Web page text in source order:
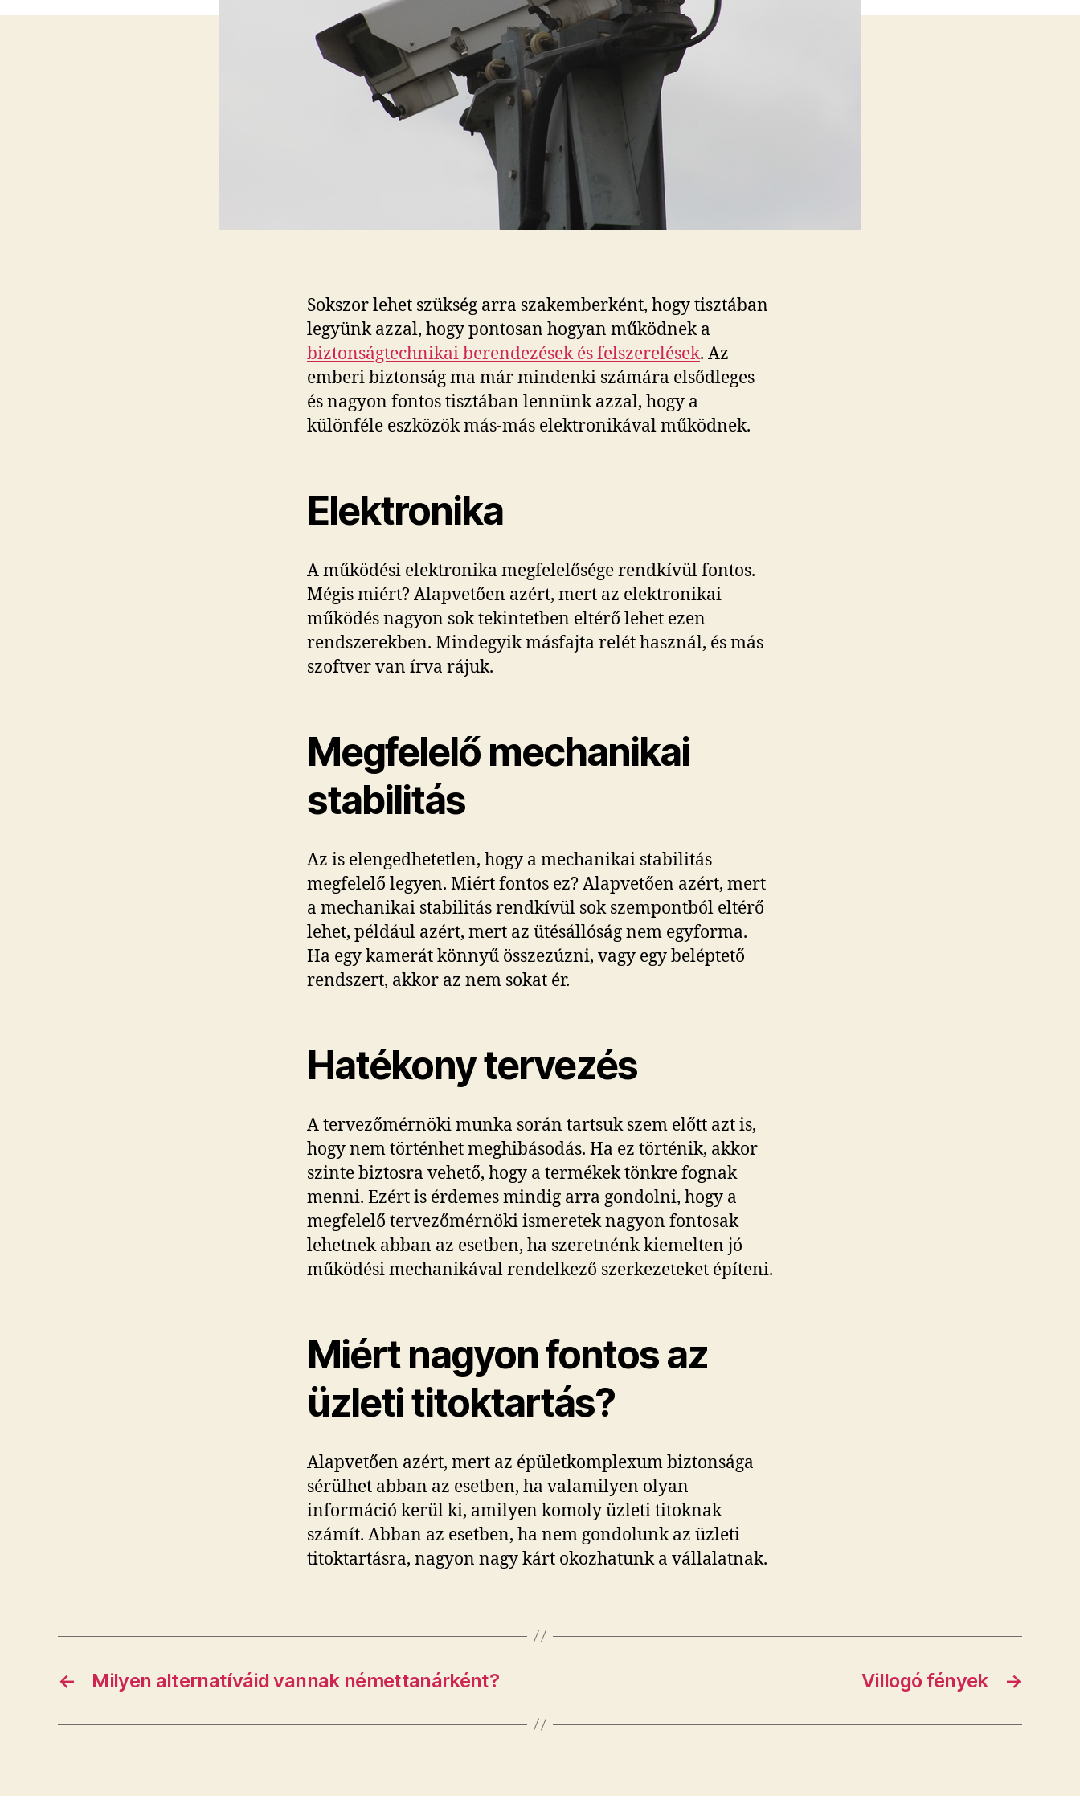
Sokszor lehet szükség arra szakemberként, hogy tisztában
legyünk azzal, hogy pontosan hogyan működnek a
biztonságtechnikai berendezések és felszerelések. Az
emberi biztonság ma már mindenki számára elsődleges
és nagyon fontos tisztában lennünk azzal, hogy a
különféle eszközök más-más elektronikával működnek.
Elektronika
A működési elektronika megfelelősége rendkívül fontos.
Mégis miért? Alapvetően azért, mert az elektronikai
működés nagyon sok tekintetben eltérő lehet ezen
rendszerekben. Mindegyik másfajta relét használ, és más
szoftver van írva rájuk.
Megfelelő mechanikai
stabilitás
Az is elengedhetetlen, hogy a mechanikai stabilitás
megfelelő legyen. Miért fontos ez? Alapvetően azért, mert
a mechanikai stabilitás rendkívül sok szempontból eltérő
lehet, például azért, mert az ütésállóság nem egyforma.
Ha egy kamerát könnyű összezúzni, vagy egy beléptető
rendszert, akkor az nem sokat ér.
Hatékony tervezés
A tervezőmérnöki munka során tartsuk szem előtt azt is,
hogy nem történhet meghibásodás. Ha ez történik, akkor
szinte biztosra vehető, hogy a termékek tönkre fognak
menni. Ezért is érdemes mindig arra gondolni, hogy a
megfelelő tervezőmérnöki ismeretek nagyon fontosak
lehetnek abban az esetben, ha szeretnénk kiemelten jó
működési mechanikával rendelkező szerkezeteket építeni.
Miért nagyon fontos az
üzleti titoktartás?
Alapvetően azért, mert az épületkomplexum biztonsága
sérülhet abban az esetben, ha valamilyen olyan
információ kerül ki, amilyen komoly üzleti titoknak
számít. Abban az esetben, ha nem gondolunk az üzleti
titoktartásra, nagyon nagy kárt okozhatunk a vállalatnak.
← Milyen alternatíváid vannak némettanárként? →
Villogó fények